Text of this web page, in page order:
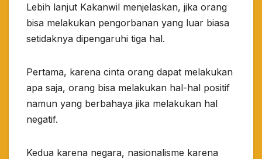
Lebih lanjut Kakanwil menjelaskan, jika orang
bisa melakukan pengorbanan yang luar biasa
setidaknya dipengaruhi tiga hal.
Pertama, karena cinta orang dapat melakukan
apa saja, orang bisa melakukan hal-hal positif
namun yang berbahaya jika melakukan hal
negatif.
Kedua karena negara, nasionalisme karena